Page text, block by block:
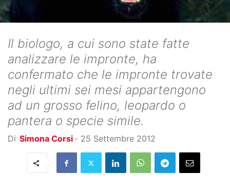
Il biologo, a cui sono state fatte
analizzare le impronte, ha
confermato che le impronte trovate
negli ultimi sei mesi appartengono
ad un grosso felino, leopardo o
pantera o specie simile.
Di Simona Corsi - 25 Settembre 2012